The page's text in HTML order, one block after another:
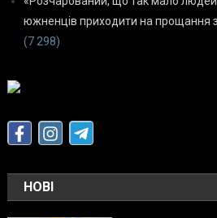
южненців приходити на прощання
(7 298)
НОВІ